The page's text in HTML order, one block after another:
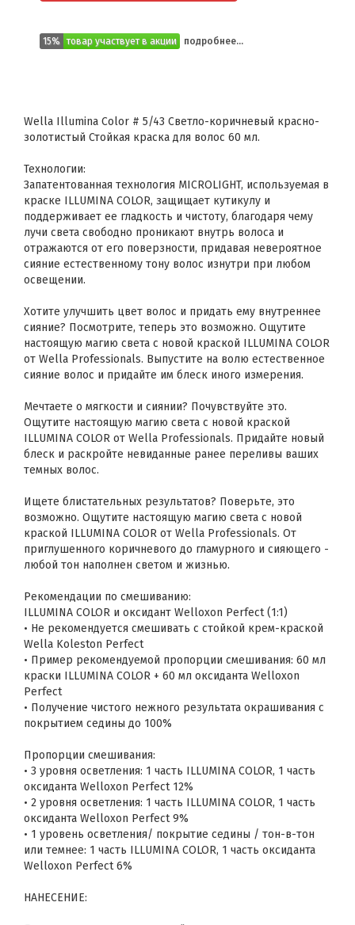
15% товар участвует в акции подробнее...
Wella Illumina Color # 5/43 Светло-коричневый красно-
золотистый Стойкая краска для волос 60 мл.
Технологии:
Запатентованная технология MICROLIGHT, используемая в
краске ILLUMINA COLOR, защищает кутикулу и
поддерживает ее гладкость и чистоту, благодаря чему
лучи света свободно проникают внутрь волоса и
отражаются от его поверзности, придавая невероятное
сияние естественному тону волос изнутри при любом
освещении.
Хотите улучшить цвет волос и придать ему внутреннее
сияние? Посмотрите, теперь это возможно. Ощутите
настоящую магию света с новой краской ILLUMINA COLOR
от Wella Professionals. Выпустите на волю естественное
сияние волос и придайте им блеск иного измерения.
Мечтаете о мягкости и сиянии? Почувствуйте это.
Ощутите настоящую магию света с новой краской
ILLUMINA COLOR от Wella Professionals. Придайте новый
блеск и раскройте невиданные ранее переливы ваших
темных волос.
Ищете блистательных результатов? Поверьте, это
возможно. Ощутите настоящую магию света с новой
краской ILLUMINA COLOR от Wella Professionals. От
приглушенного коричневого до гламурного и сияющего -
любой тон наполнен светом и жизнью.
Рекомендации по смешиванию:
ILLUMINA COLOR и оксидант Welloxon Perfect (1:1)
• Не рекомендуется смешивать с стойкой крем-краской
Wella Koleston Perfect
• Пример рекомендуемой пропорции смешивания: 60 мл
краски ILLUMINA COLOR + 60 мл оксиданта Welloxon
Perfect
• Получение чистого нежного результата окрашивания с
покрытием седины до 100%
Пропорции смешивания:
• 3 уровня осветления: 1 часть ILLUMINA COLOR, 1 часть
оксиданта Welloxon Perfect 12%
• 2 уровня осветления: 1 часть ILLUMINA COLOR, 1 часть
оксиданта Welloxon Perfect 9%
• 1 уровень осветления/ покрытие седины / тон-в-тон
или темнее: 1 часть ILLUMINA COLOR, 1 часть оксиданта
Welloxon Perfect 6%
НАНЕСЕНИЕ: